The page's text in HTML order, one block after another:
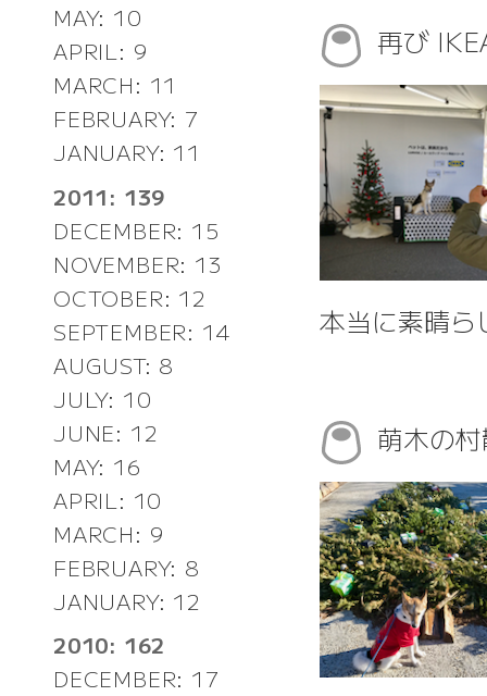
MAY: 10
APRIL: 9
MARCH: 11
FEBRUARY: 7
JANUARY: 11
2011: 139
DECEMBER: 15
NOVEMBER: 13
OCTOBER: 12
SEPTEMBER: 14
AUGUST: 8
JULY: 10
JUNE: 12
MAY: 16
APRIL: 10
MARCH: 9
FEBRUARY: 8
JANUARY: 12
2010: 162
DECEMBER: 17
再び
本当に素晴ら
萌木の